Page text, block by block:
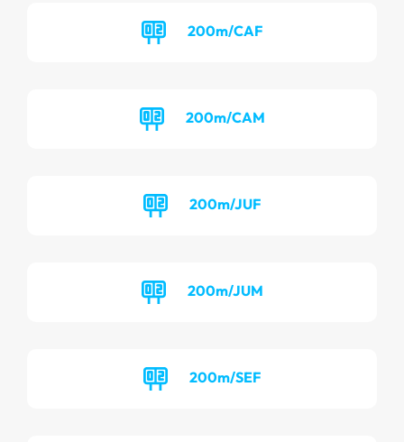
200m/CAF
200m/CAM
200m/JUF
200m/JUM
200m/SEF